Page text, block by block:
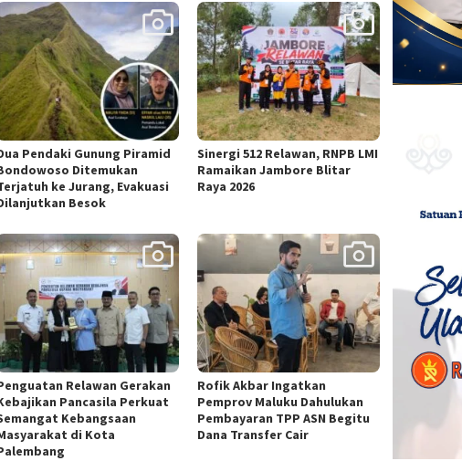
Pendaki Gunung Piramid
Ditemukan
ke Jurang, Evakuasi
Besok
Sinergi 512 Relawan, RNPB LMI
Ramaikan Jambore Blitar
Raya 2026
Relawan Gerakan
Pancasila Perkuat
Kebangsaan
di Kota
Rofik Akbar Ingatkan
Pemprov Maluku Dahulukan
Pembayaran TPP ASN Begitu
Dana Transfer Cair